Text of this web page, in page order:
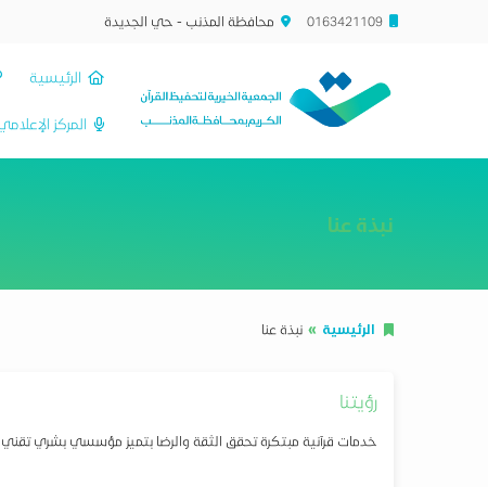
0163421109 محافظة المذنب - حي الجديدة
الرئيسية
المركز
نبذة عنا
الرئيسية نبذة عنا
رؤيتنا
خدمات قرآنية مبتكرة تحقق الثقة والرضا بتميز مؤسسي بشري تقني